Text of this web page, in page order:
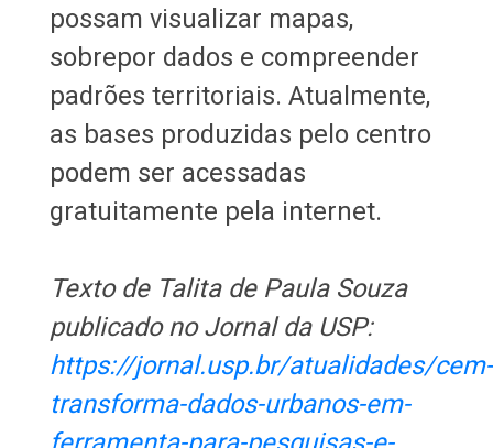
possam visualizar mapas,
sobrepor dados e compreender
padrões territoriais. Atualmente,
as bases produzidas pelo centro
podem ser acessadas
gratuitamente pela internet.
Texto de Talita de Paula Souza
publicado no Jornal da USP:
https://jornal.usp.br/atualidades/cem-
transforma-dados-urbanos-em-